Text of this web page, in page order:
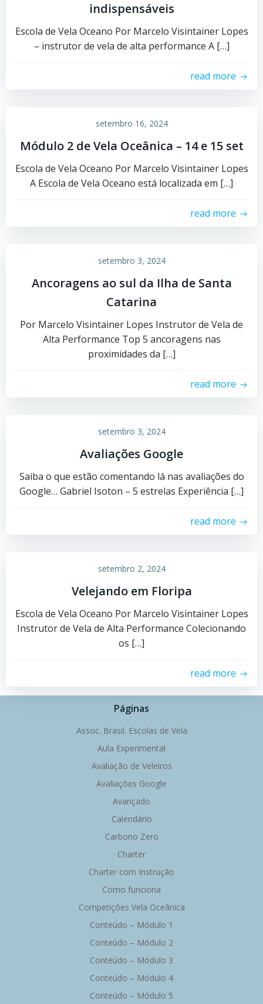
indispensáveis
Escola de Vela Oceano Por Marcelo Visintainer Lopes
– instrutor de vela de alta performance A […]
read more
setembro 16, 2024
Módulo 2 de Vela Oceânica – 14 e 15 set
Escola de Vela Oceano Por Marcelo Visintainer Lopes
A Escola de Vela Oceano está localizada em […]
read more
setembro 3, 2024
Ancoragens ao sul da Ilha de Santa
Catarina
Por Marcelo Visintainer Lopes Instrutor de Vela de
Alta Performance Top 5 ancoragens nas
proximidades da […]
read more
setembro 3, 2024
Avaliações Google
Saiba o que estão comentando lá nas avaliações do
Google… Gabriel Isoton – 5 estrelas Experiência […]
read more
setembro 2, 2024
Velejando em Floripa
Escola de Vela Oceano Por Marcelo Visintainer Lopes
Instrutor de Vela de Alta Performance Colecionando
os […]
read more
Páginas
Assoc. Brasil. Escolas de Vela
Aula Experimental
Avaliação de Veleiros
Avaliações Google
Avançado
Calendário
Carbono Zero
Charter
Charter com Instrução
Como funciona
Competições Vela Oceânica
Conteúdo – Módulo 1
Conteúdo – Módulo 2
Conteúdo – Módulo 3
Conteúdo – Módulo 4
Conteúdo – Módulo 5